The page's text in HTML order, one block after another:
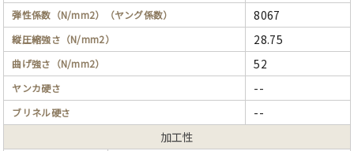
弾性係数（N/mm2）（ヤング係数） 8067
縦圧縮強さ（N/mm2） 28.75
曲げ強さ（N/mm2） 52
ヤンカ硬さ --
ブリネル硬さ
--
加工性